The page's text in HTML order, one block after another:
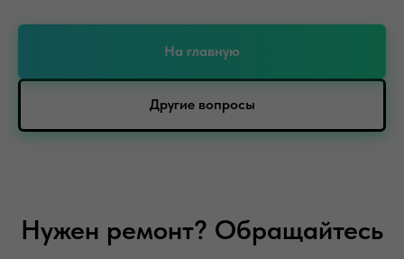
На главную
Другие вопросы
Нужен ремонт? Обращайтесь